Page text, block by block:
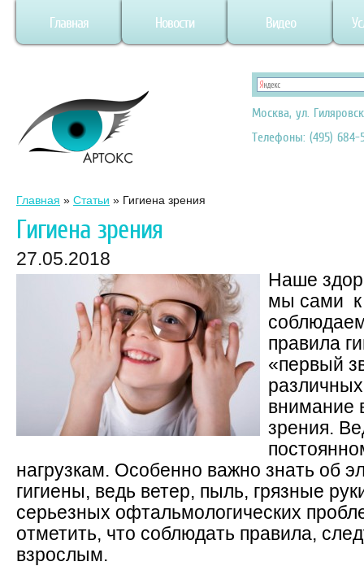
Главная Новости Видео
Москва, ул.
Телефоны: (495) 684-
Главная » Статьи » Гигиена зрения
Гигиена зрения
27.05.2018
Наше
мы сами к
правила
«первый
внимание
зрения.
нагрузкам. Особенно важно знать об
гигиены, ведь ветер, пыль, грязные
серьезных офтальмологических
отметить, что соблюдать правила,
взрослым.